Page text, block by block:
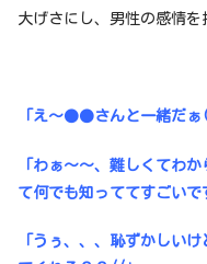
大げさにし、男性の感情
「え〜●●さんと一緒だ
「わぁ〜〜、難しくて
て何でも知っててすごいで
「うぅ、、、恥ずかしい